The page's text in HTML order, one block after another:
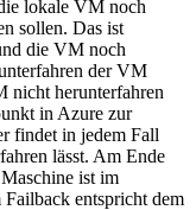
lokale VM noch
sollen. Das ist
die VM noch
der VM
nicht herunterfahren
in Azure zur
findet in jedem Fall
lässt. Am Ende
ist im
Failback entspricht dem